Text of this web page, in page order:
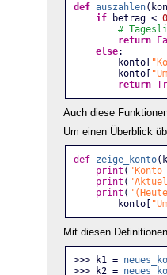
def auszahlen
if betrag < 0
#
return
else:
        konto[
        konto[
return
Auch diese
Um einen Überblick
def zeige_konto
print (
print (
print (
        konto[
Mit diesen
>>> k1 =
>>> k2 =